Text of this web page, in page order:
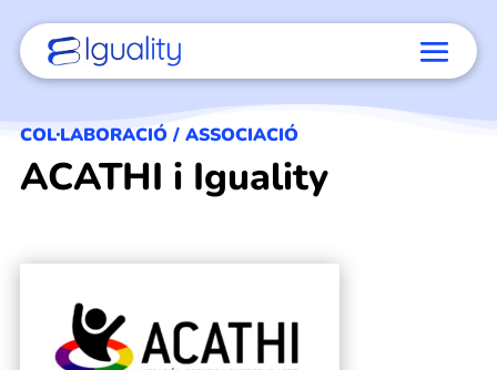
COL·LABORACIÓ / ASSOCIACIÓ
ACATHI i Iguality